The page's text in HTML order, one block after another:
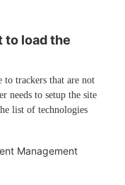
to load the
trackers that are not
needs to setup the site
list of technologies
Management